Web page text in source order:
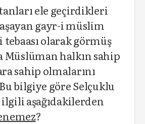
ele geçirdikleri
gayr-i müslim
olarak görmüş
Müslüman halkın sahip
sahip olmalarını
bilgiye göre Selçuklu
aşağıdakilerden
?